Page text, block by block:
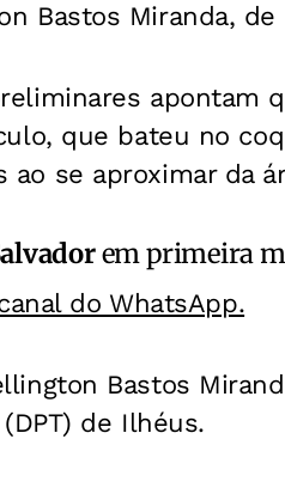
Bastos Miranda, de
apontam
que bateu no
ao se aproximar da
em primeira
do WhatsApp.
Bastos
de Ilhéus.